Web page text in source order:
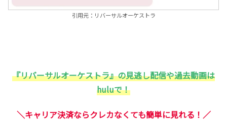
引用元：リバーサルオーケストラ
『リバーサルオーケストラ』の見逃し配信や過去動画は
huluで！
＼キャリア決済ならクレカなくても簡単に見れる！／